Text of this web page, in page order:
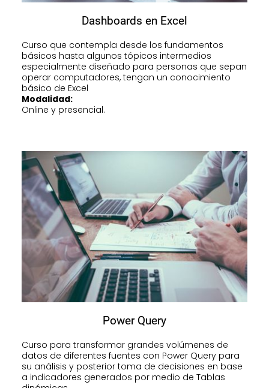
Dashboards en Excel
Curso que contempla desde los fundamentos
básicos hasta algunos tópicos intermedios
especialmente diseñado para personas que sepan
operar computadores, tengan un conocimiento
básico de Excel
Modalidad:
Online y presencial.
Power Query​
Curso para transformar grandes volúmenes de
datos de diferentes fuentes con Power Query para
su análisis y posterior toma de decisiones en base
a indicadores generados por medio de Tablas